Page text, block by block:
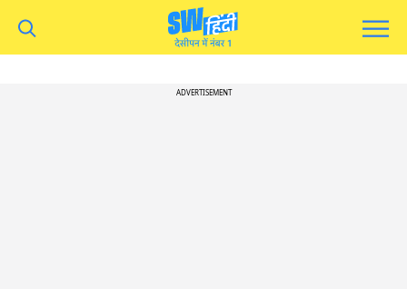
ADVERTISEMENT